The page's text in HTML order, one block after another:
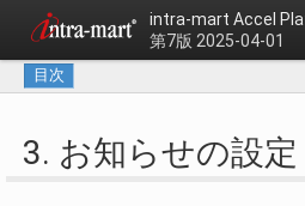
intra-mart Accel
第7版 2025-04-01
目次
3. お知らせの設定